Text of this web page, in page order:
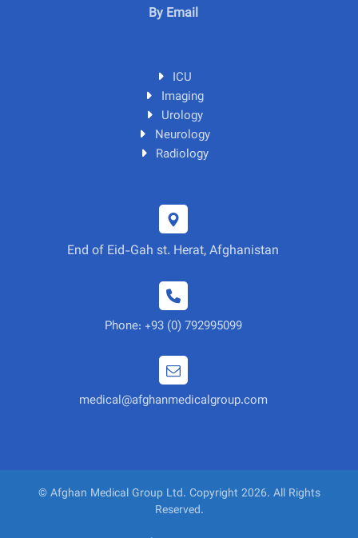
By Email
ICU
Imaging
Urology
Neurology
Radiology
End of Eid-Gah st. Herat, Afghanistan
Phone: +93 (0) 792995099
medical@afghanmedicalgroup.com
© Afghan Medical Group Ltd. Copyright 2026. All Rights
Reserved.